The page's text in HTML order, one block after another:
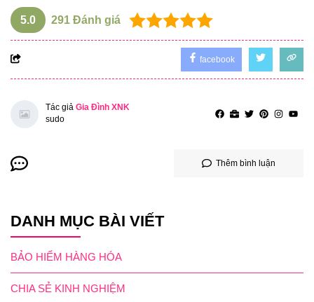
5.0 291 Đánh giá
facebook
Tác giả Gia Đình XNK
sudo
Thêm bình luận
DANH MỤC BÀI VIẾT
BẢO HIỂM HÀNG HÓA
CHIA SẺ KINH NGHIỆM